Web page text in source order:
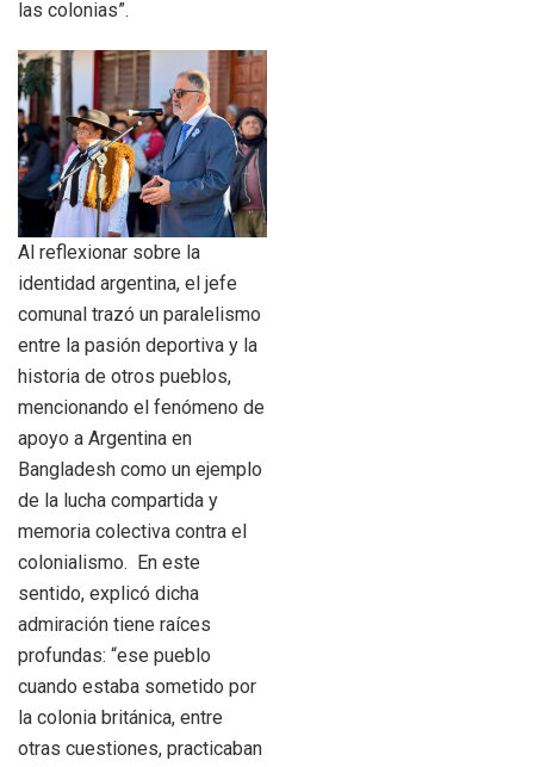
las colonias”.
Al reflexionar sobre la
identidad argentina, el jefe
comunal trazó un paralelismo
entre la pasión deportiva y la
historia de otros pueblos,
mencionando el fenómeno de
apoyo a Argentina en
Bangladesh como un ejemplo
de la lucha compartida y
memoria colectiva contra el
colonialismo. En este
sentido, explicó dicha
admiración tiene raíces
profundas: “ese pueblo
cuando estaba sometido por
la colonia británica, entre
otras cuestiones, practicaban